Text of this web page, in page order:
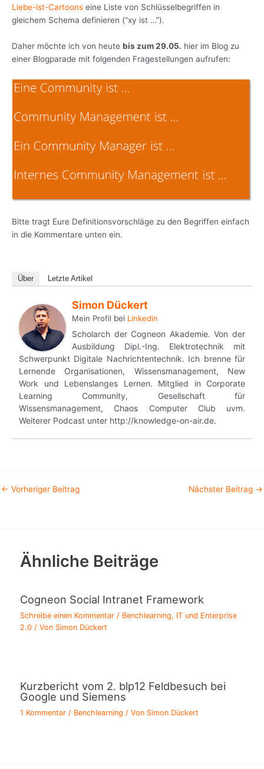
Liebe-ist-Cartoons eine Liste von Schlüsselbegriffen in
gleichem Schema definieren (“xy ist …”).
Daher möchte ich von heute bis zum 29.05. hier im Blog zu
einer Blogparade mit folgenden Fragestellungen aufrufen:
Bitte tragt Eure Definitionsvorschläge zu den Begriffen einfach
in die Kommentare unten ein.
Über Letzte Artikel
Simon Dückert
Mein Profil bei Linkedin
Scholarch der Cogneon Akademie. Von der
Ausbildung Dipl.-Ing. Elektrotechnik mit
Schwerpunkt Digitale Nachrichtentechnik. Ich brenne für
Lernende Organisationen, Wissensmanagement, New
Work und Lebenslanges Lernen. Mitglied in Corporate
Learning Community, Gesellschaft für
Wissensmanagement, Chaos Computer Club uvm.
Weiterer Podcast unter http://knowledge-on-air.de.
← Vorheriger Beitrag Nächster Beitrag →
Ähnliche Beiträge
Cogneon Social Intranet Framework
Schreibe einen Kommentar / Benchlearning, IT und Enterprise
2.0 / Von Simon Dückert
Kurzbericht vom 2. blp12 Feldbesuch bei
Google und Siemens
1 Kommentar / Benchlearning / Von Simon Dückert